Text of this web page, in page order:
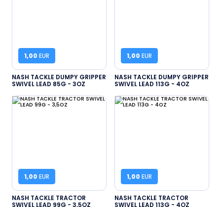
1,00 EUR
NASH TACKLE DUMPY GRIPPER
SWIVEL LEAD 85G - 3OZ
1,00 EUR
NASH TACKLE DUMPY GRIPPER
SWIVEL LEAD 113G - 4OZ
1,00 EUR
NASH TACKLE TRACTOR
SWIVEL LEAD 99G - 3,5OZ
1,00 EUR
NASH TACKLE TRACTOR
SWIVEL LEAD 113G - 4OZ